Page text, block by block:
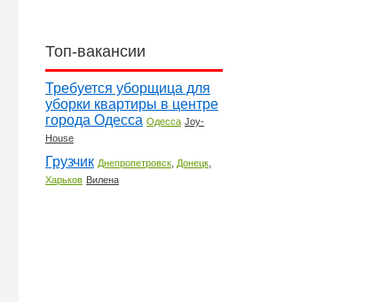
Топ-вакансии
Требуется уборщица для
уборки квартиры в центре
города Одесса Одесса Joy-
House
Грузчик Днепропетровск, Донецк,
Харьков Вилена